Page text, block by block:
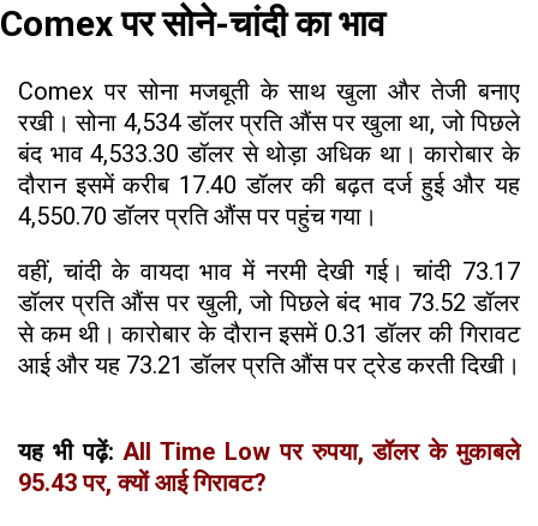
Comex पर सोने-चांदी का भाव
Comex पर सोना मजबूती के साथ खुला और तेजी बनाए
रखी। सोना 4,534 डॉलर प्रति औंस पर खुला था, जो पिछले
बंद भाव 4,533.30 डॉलर से थोड़ा अधिक था। कारोबार के
दौरान इसमें करीब 17.40 डॉलर की बढ़त दर्ज हुई और यह
4,550.70 डॉलर प्रति औंस पर पहुंच गया।
वहीं, चांदी के वायदा भाव में नरमी देखी गई। चांदी 73.17
डॉलर प्रति औंस पर खुली, जो पिछले बंद भाव 73.52 डॉलर
से कम थी। कारोबार के दौरान इसमें 0.31 डॉलर की गिरावट
आई और यह 73.21 डॉलर प्रति औंस पर ट्रेड करती दिखी।
यह भी पढ़ें: All Time Low पर रुपया, डॉलर के मुकाबले
95.43 पर, क्यों आई गिरावट?